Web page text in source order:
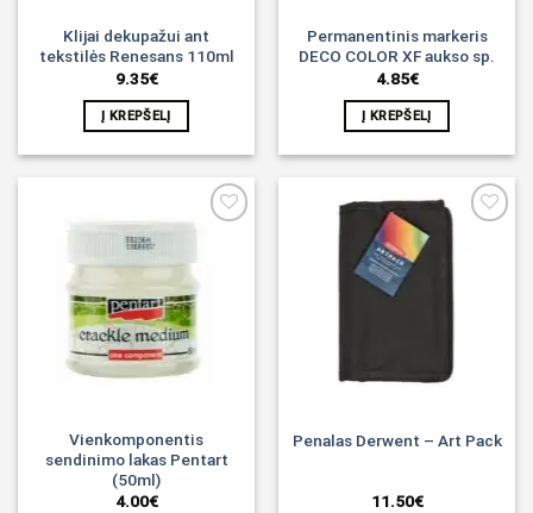
Klijai dekupažui ant
tekstilės Renesans 110ml
9.35€
Į KREPŠELĮ
Permanentinis markeris
DECO COLOR XF aukso sp.
4.85€
Į KREPŠELĮ
Vienkomponentis
sendinimo lakas Pentart
(50ml)
4.00€
Penalas Derwent – Art Pack
11.50€